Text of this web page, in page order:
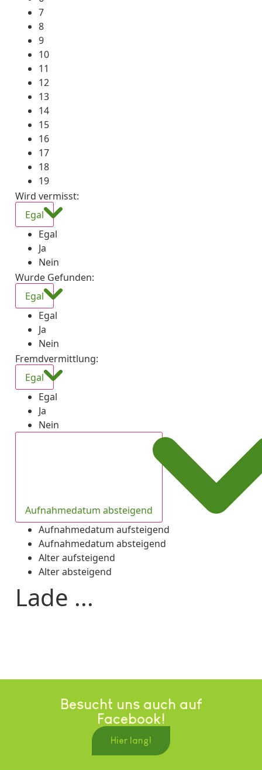
7
8
9
10
11
12
13
14
15
16
17
18
19
Wird vermisst:
Egal
Egal
Ja
Nein
Wurde Gefunden:
Egal
Egal
Ja
Nein
Fremdvermittlung:
Egal
Egal
Ja
Nein
Aufnahmedatum absteigend
Aufnahmedatum aufsteigend
Aufnahmedatum absteigend
Alter aufsteigend
Alter absteigend
Lade ...
Besucht uns auch auf
Facebook!
Hier lang!